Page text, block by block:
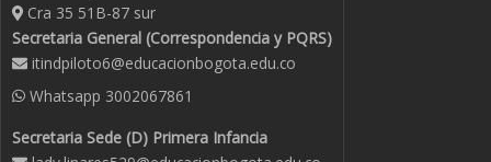
Cra 35 51B-87 sur
Secretaria General (Correspondencia y PQRS)
itindpiloto6@educacionbogota.edu.co
Whatsapp 3002067861
Secretaria Sede (D) Primera Infancia